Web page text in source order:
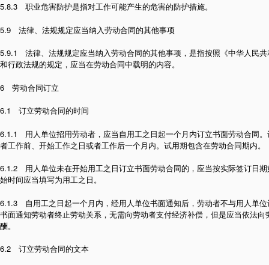
5.8.3 职业危害防护是指对工作可能产生的危害的防护措施。
5.9 法律、法规规定应当纳入劳动合同的其他事项
5.9.1 法律、法规规定应当纳入劳动合同的其他事项，是指按照《中华人民
和行政法规的规定，应当在劳动合同中载明的内容。
6 劳动合同订立
6.1 订立劳动合同的时间
6.1.1 用人单位招用劳动者，应当自用工之日起一个月内订立书面劳动合同
者工作前、开始工作之日或者工作后一个月内。试用期包含在劳动合同期内。
6.1.2 用人单位未在开始用工之日订立书面劳动合同的，应当按实际签订日
始时间应当填写为用工之日。
6.1.3 自用工之日起一个月内，经用人单位书面通知后，劳动者不与用人单
书面通知劳动者终止劳动关系，无需向劳动者支付经济补偿，但是应当依法
酬。
6.2 订立劳动合同的文本